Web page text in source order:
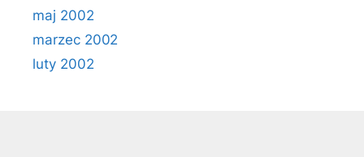
maj 2002
marzec 2002
luty 2002